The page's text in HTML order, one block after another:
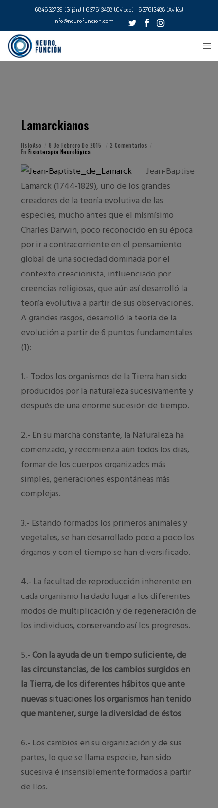
684632739 (Gijón) | 637613488 (Oviedo) | 637613488 (Avilés)
info@neurofuncion.com
Lamarckianos
FisioAso 8 De Febrero De 2015
2 Comentarios
En Fisioterapia Neurológica
Jean-Baptise
Lamarck (1744-1829), uno de los grandes
creadores de la teoría evolutiva de las
especies, mucho antes que el mismísimo
Charles Darwin, poco reconocido en su época
por ir a contracorriente en el pensamiento
global de una sociedad dominada por el
contexto creacionista, influenciado por
creencias religiosas, que aún así desarrolló la
teoría evolutiva a partir de sus observaciones.
A grandes rasgos, desarrolló la teoría de la
evolución a partir de 6 puntos fundamentales
(1):
1.- Todos los organismos de la Tierra han sido
producidos por la naturaleza sucesivamente y
después de una enorme sucesión de tiempo.
2.- En su marcha constante, la Naturaleza ha
comenzado, y recomienza aún todos los días,
formar de los cuerpos organizados más
simples, generaciones espontáneas más
complejas.
3.- Estando formados los primeros animales y
vegetales, se han desarrollado poco a poco los
órganos y con el tiempo se han diversificado.
4.- La facultad de reproducción inherente en
cada organismo ha dado lugar a los diferentes
modos de multiplicación y de regeneración de
los individuos, conservando así los progresos.
5.- Con la ayuda de un tiempo suficiente, de
las circunstancias, de los cambios surgidos en
la Tierra, de los diferentes hábitos que ante
nuevas situaciones los organismos han tenido
que mantener, surge la diversidad de éstos.
6.- Los cambios en su organización y de sus
partes, lo que se llama especie, han sido
sucesiva é insensiblemente formados a partir
de llos.